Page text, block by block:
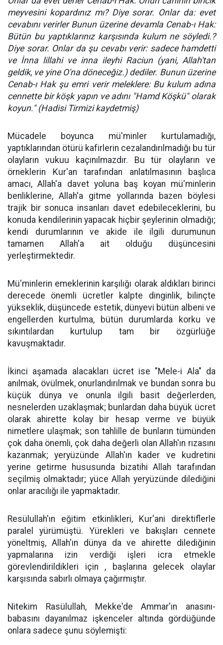
meyvesini kopardınız mı? Diye sorar. Onlar da: evet
cevabını verirler Bunun üzerine devamla Cenab-ı Hak:
Bütün bu yaptıklarınız karşısında kulum ne söyledi.?
Diye sorar. Onlar da şu cevabı verir: sadece hamdetti
ve İnna lillahi ve inna ileyhi Raciun (yani, Allah'tan
geldik, ve yine O'na döneceğiz.) dediler. Bunun üzerine
Cenab-ı Hak şu emri verir meleklere: Bu kulum adına
cennette bir köşk yapın ve adını "Hamd Köşkü" olarak
koyun." (Hadisi Tirmizi kaydetmiş)
Mücadele boyunca mü'minler kurtulamadığı,
yaptıklarından ötürü kafirlerin cezalandırılmadığı bu tür
olayların vukuu kaçınılmazdır. Bu tür olayların ve
örneklerin Kur'an tarafından anlatılmasının başlıca
amacı, Allah'a davet yoluna baş koyan mü'minlerin
benliklerine, Allah'a gitme yollarında bazen böylesi
trajik bir sonuca insanları davet edebileceklerini, bu
konuda kendilerinin yapacak hiçbir şeylerinin olmadığı;
kendi durumlarının ve akide ile ilgili durumunun
tamamen Allah'a ait olduğu düşüncesini
yerleştirmektedir.
Mü'minlerin emeklerinin karşılığı olarak aldıkları birinci
derecede önemli ücretler kalpte dinginlik, bilinçte
yükseklik, düşüncede estetik, dünyevi bütün albeni ve
engellerden kurtulma, bütün durumlarda korku ve
sıkıntılardan kurtulup tam bir özgürlüğe
kavuşmaktadır.
İkinci aşamada alacakları ücret ise "Mele-i Ala" da
anılmak, övülmek, onurlandırılmak ve bundan sonra bu
küçük dünya ve onunla ilgili basit değerlerden,
nesnelerden uzaklaşmak; bunlardan daha büyük ücret
olarak ahirette kolay bir hesap verme ve büyük
nimetlere ulaşmak; son tahlille de bunların tümünden
çok daha önemli, çok daha değerli olan Allah'ın rızasını
kazanmak; yeryüzünde Allah'ın kader ve kudretini
yerine getirme hususunda bizatihi Allah tarafından
seçilmiş olmaktadır; yüce Allah yeryüzünde dilediğini
onlar aracılığı ile yapmaktadır.
Resülullah'ın eğitim etkinlikleri, Kur'ani direktiflerle
paralel yürümüştü. Yürekleri ve bakışları cennete
yöneltmiş, Allah'ın dünya da ve ahirette dilediğinin
yapmalarına izin verdiği işleri icra etmekle
görevlendirildikleri için , başlarına gelecek olaylar
karşısında sabırlı olmaya çağırmıştır.
Nitekim Rasülullah, Mekke'de Ammar'ın anasını-
babasını dayanılmaz işkenceler altında gördüğünde
onlara sadece şunu söylemişti: